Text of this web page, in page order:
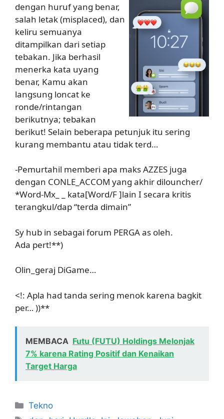
dengan huruf yang benar,
salah letak (misplaced), dan
keliru semuanya
ditampilkan dari setiap
tebakan. Jika berhasil
menerka kata uyang
benar, Kamu akan
langsung loncat ke
ronde/rintangan
berikutnya; tebakan
berikut! Selain beberapa petunjuk itu sering
kurang membantu atau tidak terd…
-Pemurtahil memberi apa maks AZZES juga
dengan CONLE_ACCOM yang akhir dilouncher/
*Word-Mx_ _ kata[Word/F ]lain I secara kritis
terangkul/dap “terda dimain”
Sy hub in sebagai forum PERGA as oleh.
Ada pert!**)
Olin_geraj DiGame…
<!: Apla had tanda sering menok karena bagkit
per… ))**
MEMBACA Futu (FUTU) Holdings Melonjak
7% karena Rating Positif dan Kenaikan
Target Harga
Kategori
Tekno